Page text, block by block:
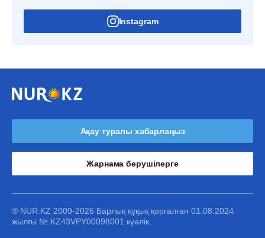
Instagram
Ақау туралы хабарлаңыз
Жарнама берушілерге
® NUR.KZ 2009-2026 Барлық құқық қорғалған 01.08.2024
жылғы № KZ43VPY00098001 куәлік.